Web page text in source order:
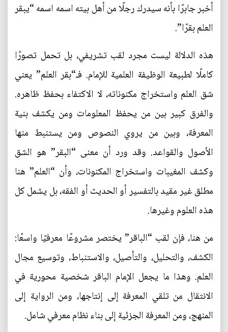
أخبر جابرًا بأنه سيدرك رجلًا من أهل بيته اسمه اسمه “يبقر
العلم بقرًا”.
هذه الدلالة ليست مجرد لقب تشريفي، بل تحمل تصورًا
كاملًا لطبيعة الوظيفة العلمية للإمام. فـ“بقر العلم” يعني
شق العلم واستخراج مكنوناته، لا الاكتفاء بحفظ ظاهره.
والفرق كبير بين من يحفظ المعلومات ومن يكشف بنية
المعرفة، وبين من يروي النصوص ومن يستنبط منها
الأصول والقواعد. وقد ورد أن معنى “البقر” هو الشق
وكشف المغيبات واستخراج المكنونات، وأن “العلم” هنا
مطلق غير مقيد بالتفسير أو الحديث أو الفقه، بل يشمل كل
هذه العلوم وغيرها.
من هنا، فإن لقب “الباقر” يختصر مشروعًا معرفيًا واسعًا:
الكشف، والتحليل، والتأصيل، والاستنباط، وتوسيع مجال
العلم. وهذا ما يجعل الإمام الباقر شخصية محورية في
الانتقال من تلقي المعرفة إلى إنتاجها، ومن الرواية إلى
المنهج، ومن المعرفة الجزئية إلى بناء نظام معرفي شامل.